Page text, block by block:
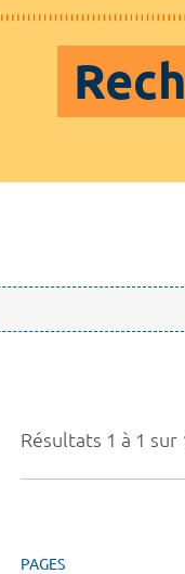
Résultats 1 à 1 sur
PAGES